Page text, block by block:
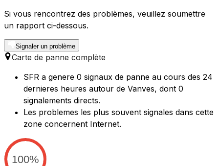
Si vous rencontrez des problèmes, veuillez soumettre
un rapport ci-dessous.
Signaler un problème
Carte de panne complète
SFR a genere 0 signaux de panne au cours des 24
dernieres heures autour de Vanves, dont 0
signalements directs.
Les problemes les plus souvent signales dans cette
zone concernent Internet.
100%